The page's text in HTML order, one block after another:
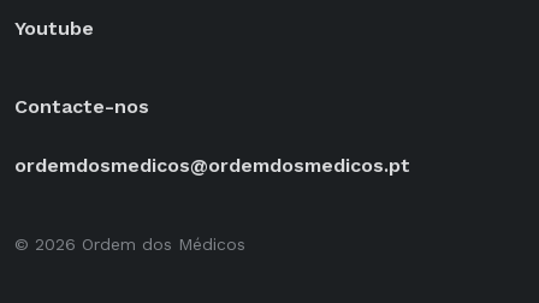
Youtube
Contacte-nos
ordemdosmedicos@ordemdosmedicos.pt
© 2026 Ordem dos Médicos